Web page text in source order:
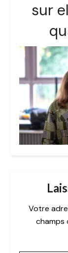
sur
Votre
champs